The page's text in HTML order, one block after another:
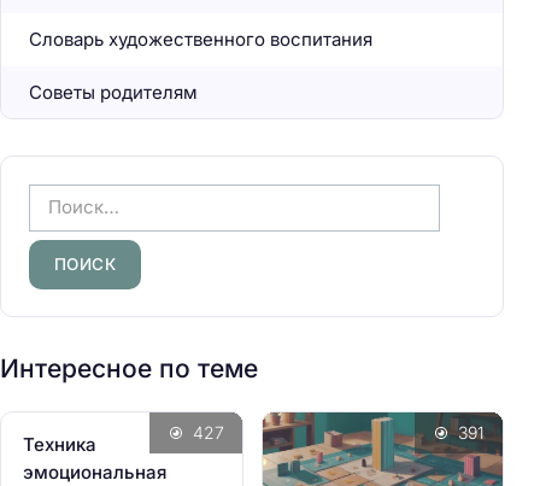
Словарь художественного воспитания
Советы родителям
а
й
т
и
Интересное по теме
Техника
эмоциональная
427 391